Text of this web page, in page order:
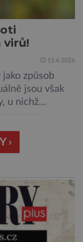
virů!
15.6.2026
způsob
jsou však
u nichž
představují
bývají
malé, […]
›